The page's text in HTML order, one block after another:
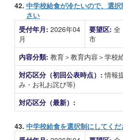
42. 中学校給食が冷たいので、選
さい
受付年月: 2026年04
月
要望区: 全
市
内容分類: 教育＞教育内容＞学校
対応区分（初回公表時点）:情報
み・お礼お詫び等)
対応区分（最新）:
43. 中学校給食を選択制にしてくだ